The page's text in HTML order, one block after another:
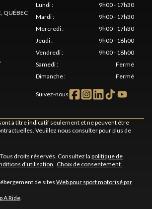
, QUÉBEC
Lundi:
9h00 - 17h30
Mardi:
9h00 - 17h30
Mercredi:
9h00 - 17h30
Jeudi:
9h00 - 18h00
Vendredi:
9h00 - 18h00
Samedi:
Fermé
Dimanche: Fermé
Suivez-nous
à titre indicatif seulement et ne peuvent être
Veuillez nous consulter pour plus de
droits réservés. Consultez la politique de
d'utilisation. Choix de consentement.
de sitesWeb pour sport motorisé par
A Ride.